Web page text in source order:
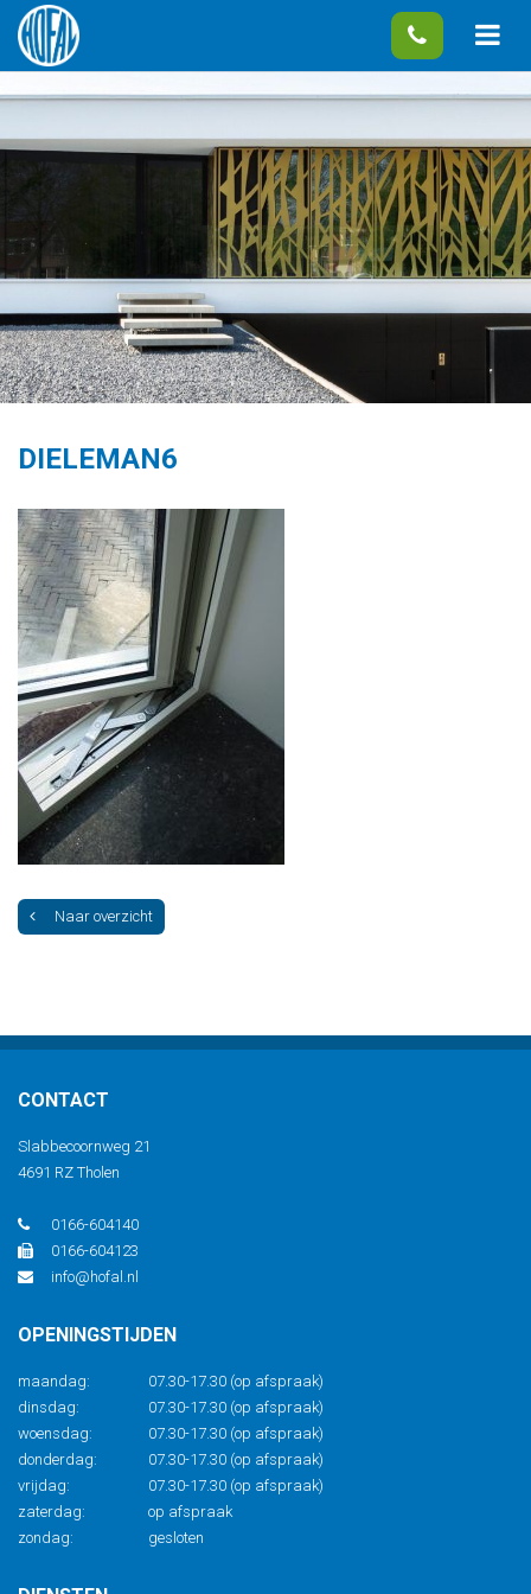
DIELEMAN6
Naar overzicht
CONTACT
Slabbecoornweg 21
4691 RZ Tholen
0166-604140
0166-604123
info@hofal.nl
OPENINGSTIJDEN
maandag:
07.30-17.30 (op afspraak)
dinsdag:
07.30-17.30 (op afspraak)
woensdag:
07.30-17.30 (op afspraak)
donderdag:
07.30-17.30 (op afspraak)
vrijdag:
07.30-17.30 (op afspraak)
zaterdag:
op afspraak
zondag:
gesloten